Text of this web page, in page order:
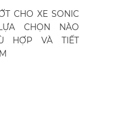
CHO XE SONIC
CHỌN NÀO
HỢP VÀ TIẾT